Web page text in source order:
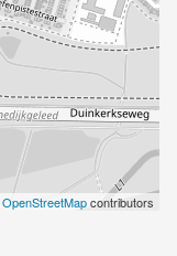
OpenStreetMapcontributors